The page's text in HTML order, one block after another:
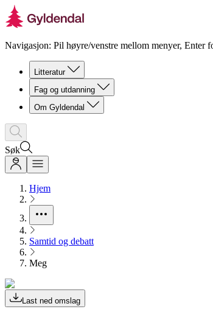
Navigasjon: Pil høyre/venstre mellom menyer, Enter
Litteratur
Fag og utdanning
Om Gyldendal
Søk
Hjem
Samtid og debatt
Meg
Last ned omslag